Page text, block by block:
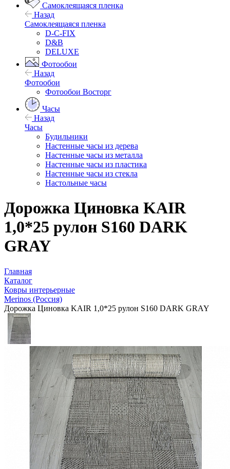
Самоклеящаяся пленка
Назад
Самоклеящаяся пленка
D-C-FIX
D&B
DELUXE
Фотообои
Назад
Фотообои
Фотообои Восторг
Часы
Назад
Часы
Будильники
Настенные часы из дерева
Настенные часы из металла
Настенные часы из пластика
Настенные часы из стекла
Настольные часы
Дорожка Циновка KAIR
1,0*25 рулон S160 DARK
GRAY
Главная
Каталог
Ковры интерьерные
Merinos (Россия)
Дорожка Циновка KAIR 1,0*25 рулон S160 DARK GRAY